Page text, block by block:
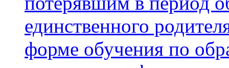
единственного
форме обучения по